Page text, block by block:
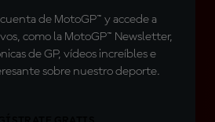
de MotoGP™ y accede a
como la MotoGP™ Newsletter,
de GP, vídeos increíbles e
sobre nuestro deporte.